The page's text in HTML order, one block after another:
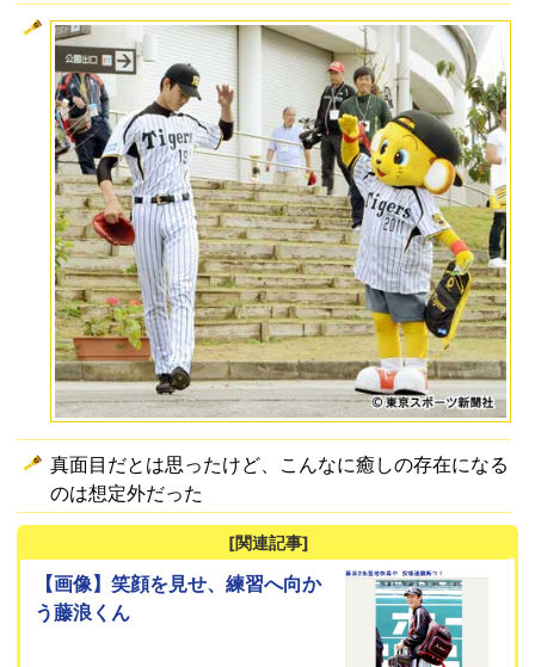
真面目だとは思ったけど、こんなに癒しの存在になる
のは想定外だった
[関連記事]
【画像】笑顔を見せ、練習へ向か
う藤浪くん